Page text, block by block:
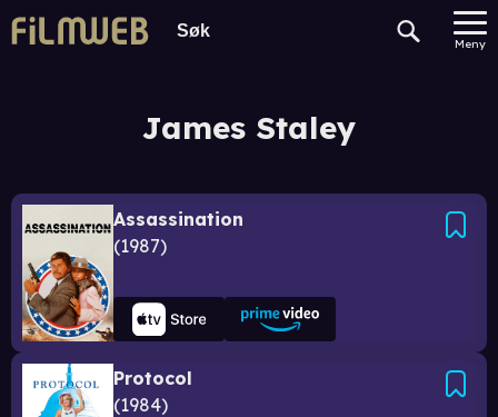
Meny
James Staley
Assassination
1987
Protocol
1984